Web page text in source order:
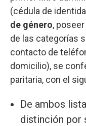
(cédula de
de género,
de las categorías
contacto de
domicilio), se
paritaria, con el
De ambos
distinción por